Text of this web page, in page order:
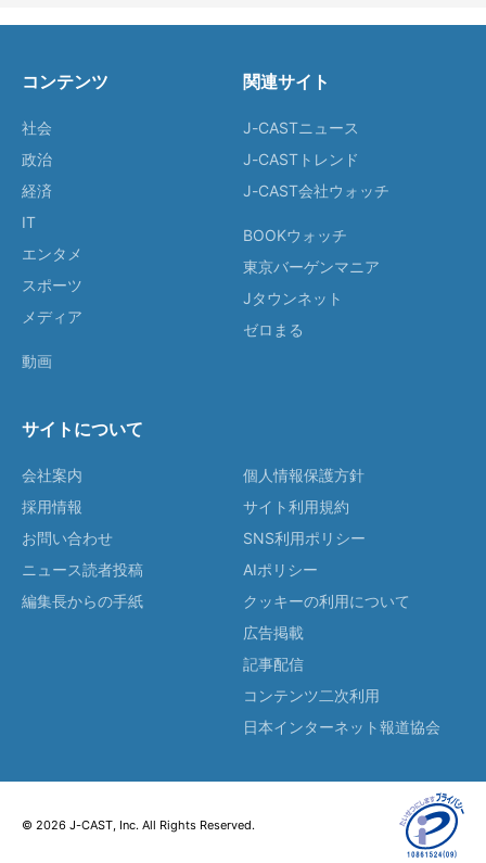
コンテンツ
社会
政治
経済
IT
エンタメ
スポーツ
メディア
動画
関連サイト
J-CASTニュース
J-CASTトレンド
J-CAST会社ウォッチ
BOOKウォッチ
東京バーゲンマニア
Jタウンネット
ゼロまる
サイトについて
会社案内
採用情報
お問い合わせ
ニュース読者投稿
編集長からの手紙
個人情報保護方針
サイト利用規約
SNS利用ポリシー
AIポリシー
クッキーの利用について
広告掲載
記事配信
コンテンツ二次利用
日本インターネット報道協会
© 2026 J-CAST, Inc. All Rights Reserved.